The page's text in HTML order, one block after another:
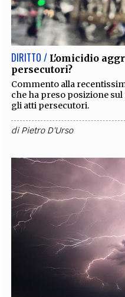
DIRITTO / L'omicidio
persecutori?
Commento alla
che ha preso posizione
gli atti persecutori.
diPietro D'Urso